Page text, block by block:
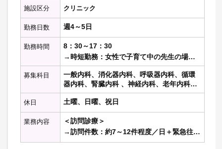
施設区分 クリニック
勤務日数 週4～5日
勤務時間
8：30～17：30
→時短勤務：女性で子育て中の先生の場合
は要相談。
週32時間に満たない場合は非常勤扱い
募集科目
一般内科、消化器内科、呼吸器内科、循環
器内科、腎臓内科 、神経内科、老年内科、
内分泌代謝科、糖尿病科 、血液内科 、リウ
マチ膠原病内科、総合内科
休日 土曜、日曜、祝日
業務内容
＜訪問診療＞
→訪問件数：約7～12件程度／日＋緊急往診
※一部施設（サ高住）への訪問も含む